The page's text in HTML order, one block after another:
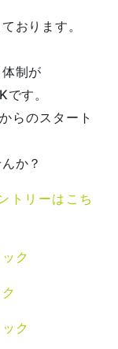
おります。
制が
す。
らのスタート
か？
トリーはこち
ク
ク